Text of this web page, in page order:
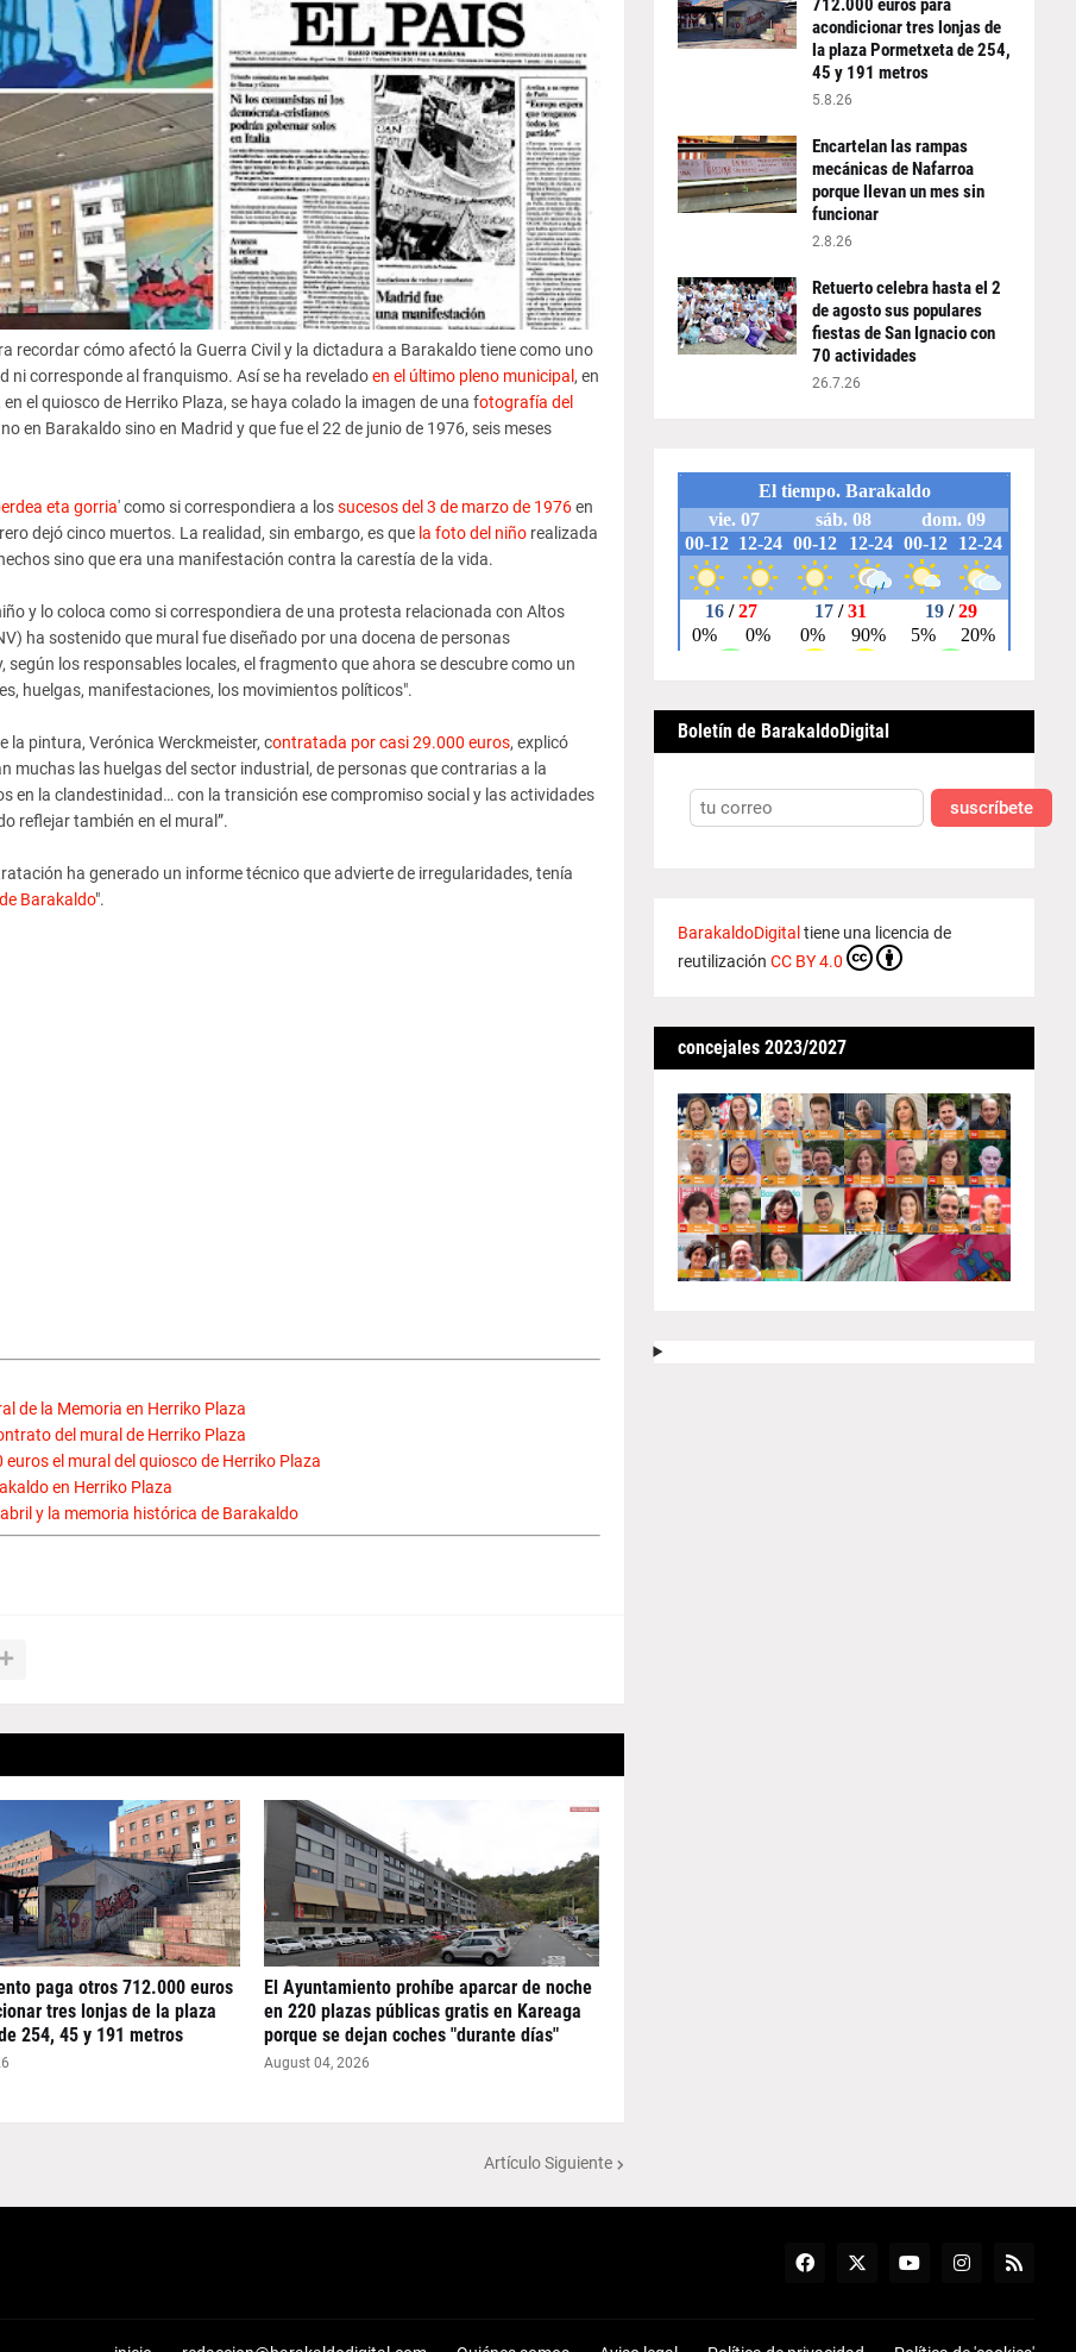
recordar cómo afectó la Guerra Civil y la dictadura a Barakaldo tiene como uno
ni corresponde al franquismo. Así se ha reveladoen el último pleno municipal, en
el quiosco de Herriko Plaza, se haya colado la imagen de una fotografía del
en Barakaldo sino en Madrid y que fue el 22 de junio de 1976, seis meses
eta gorria' como si correspondiera a lossucesos del 3 de marzo de 1976en
dejó cinco muertos. La realidad, sin embargo, es que la foto del niñorealizada
sino que era una manifestación contra la carestía de la vida.
y lo coloca como si correspondiera de una protesta relacionada con Altos
ha sostenido que mural fue diseñado por una docena de personas
los responsables locales, el fragmento que ahora se descubre como un
huelgas, manifestaciones, los movimientos políticos".
la pintura, Verónica Werckmeister, contratada por casi 29.000 euros, explicó
muchas las huelgas del sector industrial, de personas que contrarias a la
en la clandestinidad… con la transición ese compromiso social y las actividades
reflejar también en el mural”.
ha generado un informe técnico que advierte de irregularidades, tenía
Barakaldo".
de la Memoria en Herriko Plaza
del mural de Herriko Plaza
el mural del quiosco de Herriko Plaza
en Herriko Plaza
y la memoria histórica de Barakaldo
paga otros 712.000 euros
tres lonjas de la plaza
254, 45 y 191 metros
El Ayuntamiento prohíbe aparcar de noche
en 220 plazas públicas gratis en Kareaga
porque se dejan coches "durante días"
August 04, 2026
Artículo Siguiente
712.000 euros para
acondicionar tres lonjas de
la plaza Pormetxeta de 254,
45 y 191 metros
5.8.26
Encartelan las rampas
mecánicas de Nafarroa
porque llevan un mes sin
funcionar
2.8.26
Retuerto celebra hasta el 2
de agosto sus populares
fiestas de San Ignacio con
70 actividades
26.7.26
Boletín de BarakaldoDigital
suscríbete
BarakaldoDigital tiene una licencia de
reutilización CC BY 4.0
concejales 2023/2027